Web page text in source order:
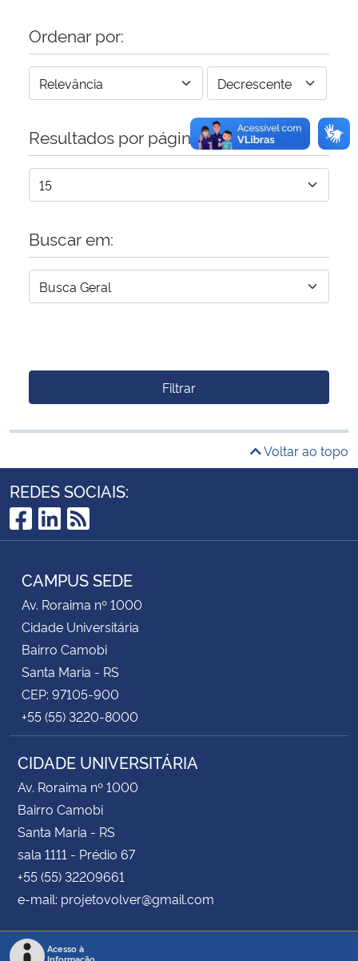
Advocacia-Geral da União
Banco Central do Brasil
Planalto
Ordenar por:
Resultados por página:
Buscar em:
Filtrar
Voltar ao topo
REDES SOCIAIS:
Facebook
LinkedIn
RSS
CAMPUS SEDE
Av. Roraima nº 1000
Cidade Universitária
Bairro Camobi
Santa Maria - RS
CEP: 97105-900
+55 (55) 3220-8000
CIDADE UNIVERSITÁRIA
Av. Roraima nº 1000
Bairro Camobi
Santa Maria - RS
sala 1111 - Prédio 67
+55 (55) 32209661
e-mail: projetovolver@gmail.com
Acesso à